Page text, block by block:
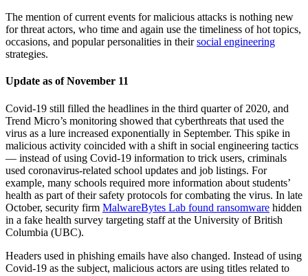
The mention of current events for malicious attacks is nothing new
for threat actors, who time and again use the timeliness of hot topics,
occasions, and popular personalities in theirsocial engineering
strategies.
Update as of November 11
Covid-19 still filled the headlines in the third quarter of 2020, and
Trend Micro’s monitoring showed that cyberthreats that used the
virus as a lure increased exponentially in September. This spike in
malicious activity coincided with a shift in social engineering tactics
— instead of using Covid-19 information to trick users, criminals
used coronavirus-related school updates and job listings. For
example, many schools required more information about students’
health as part of their safety protocols for combating the virus. In late
October, security firm MalwareBytes Lab found ransomware hidden
in a fake health survey targeting staff at the University of British
Columbia (UBC).
Headers used in phishing emails have also changed. Instead of using
Covid-19 as the subject, malicious actors are using titles related to